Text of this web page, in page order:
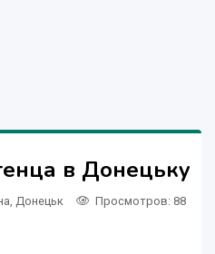
в Донецьку
Донецьк Просмотров: 88